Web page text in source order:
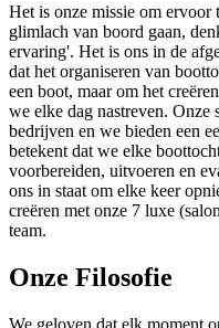
Het is onze missie om ervoor
glimlach van boord gaan,
ervaring'. Het is ons in de
dat het organiseren van
een boot, maar om het
we elke dag nastreven.
bedrijven en we bieden een
betekent dat we elke
voorbereiden, uitvoeren en
ons in staat om elke keer
creëren met onze 7 luxe
team.
Onze Filosofie
We geloven dat elk moment